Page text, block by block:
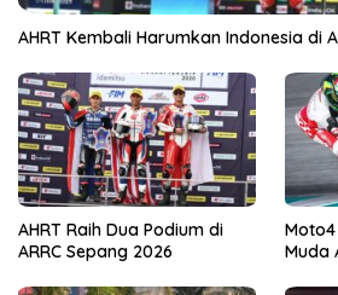
AHRT Kembali Harumkan Indonesia di
AHRT Raih Dua Podium di
ARRC Sepang 2026
Muda